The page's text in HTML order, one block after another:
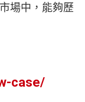
場中，能夠歷
case/